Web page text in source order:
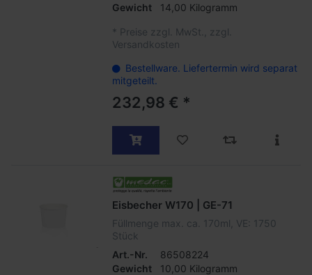
Gewicht
14,00 Kilogramm
* Preise zzgl. MwSt., zzgl.
Versandkosten
Bestellware. Liefertermin wird separat
mitgeteilt.
232,98 € *
Eisbecher W170 | GE-71
Füllmenge max. ca. 170ml, VE: 1750
Stück
Art.-Nr.
86508224
Gewicht
10,00 Kilogramm